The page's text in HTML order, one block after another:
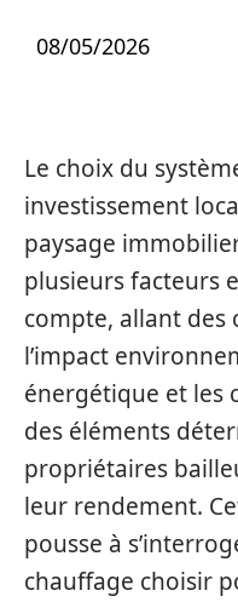
08/05/2026
Le choix du
investissement
paysage
plusieurs facteurs
compte, allant des
l’impact
énergétique et les
des éléments
propriétaires
leur rendement.
pousse à
chauffage choisir